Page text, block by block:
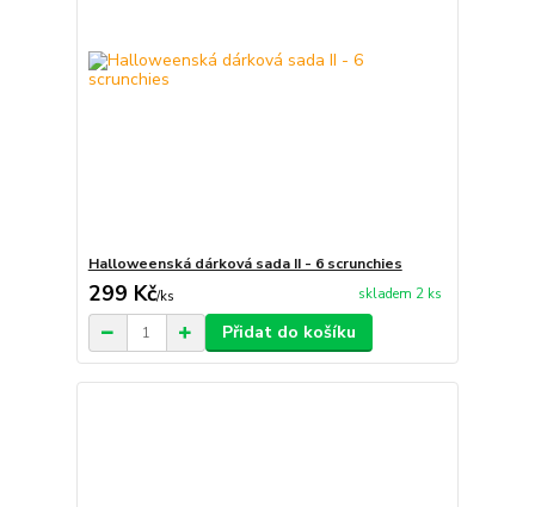
Halloweenská dárková sada II - 6 scrunchies
299 Kč/ks skladem 2 ks
Přidat do košíku